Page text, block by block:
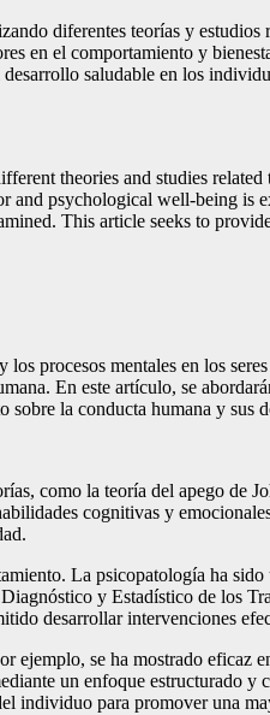
diferentes teorías y
en el comportamiento y
saludable en los
theories and studies
psychological well-being
This article seeks to
procesos mentales en los
En este artículo, se
la conducta humana y sus
como la teoría del apego de
cognitivas y
La psicopatología ha
y Estadístico de los
desarrollar intervenciones
se ha mostrado eficaz
un enfoque estructurado
individuo para promover una